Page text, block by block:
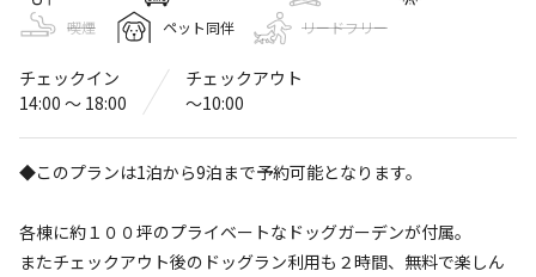
喫煙
ペット同伴 リードフリー
チェックイン
14:00 〜 18:00
チェックアウト
〜10:00
◆このプランは1泊から9泊まで予約可能となります。
各棟に約１００坪のプライベートなドッグガーデンが付属。
またチェックアウト後のドッグラン利用も２時間、無料で楽しん
温浴施設 ドッグラン
水洗トイレ
給湯設備 コインランドリー
駐車場
※詳しくは「 キャンプ場情報」をご確認ください。